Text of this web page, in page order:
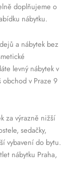
doplňujeme o
nábytku.
a nábytek bez
levný nábytek v
obchod v Praze 9
za výrazně nižší
sedačky,
vybavení do bytu.
nábytku Praha,